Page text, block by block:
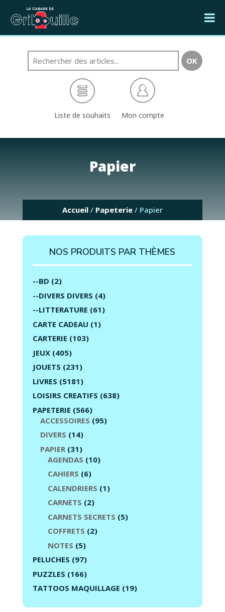
Liste de souhaits Mon compte
Papier
Accueil/ Papeterie/ Papier
NOS PRODUITS PAR THÈMES
--BD (2)
--DIVERS DIVERS (4)
--LITTERATURE (61)
CARTE CADEAU (1)
CARTERIE (103)
JEUX (405)
JOUETS (231)
LIVRES (5181)
LOISIRS CREATIFS (638)
PAPETERIE (566)
ACCESSOIRES (95)
DIVERS (14)
PAPIER (31)
AGENDAS (10)
CAHIERS (6)
CALENDRIERS (1)
CARNETS (2)
CARNETS SECRETS (5)
COFFRETS (2)
NOTES (5)
PELUCHES (97)
PUZZLES (166)
TATTOOS MAQUILLAGE (19)